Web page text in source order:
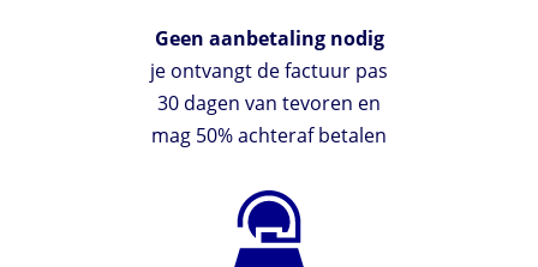
Geen aanbetaling nodig
je ontvangt de factuur pas
30 dagen van tevoren en
mag 50% achteraf betalen